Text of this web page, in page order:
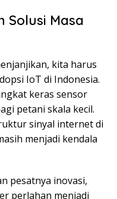
Solusi Masa
kita harus
IoT di Indonesia.
keras sensor
petani skala kecil.
sinyal internet di
menjadi kendala
pesatnya inovasi,
perlahan menjadi